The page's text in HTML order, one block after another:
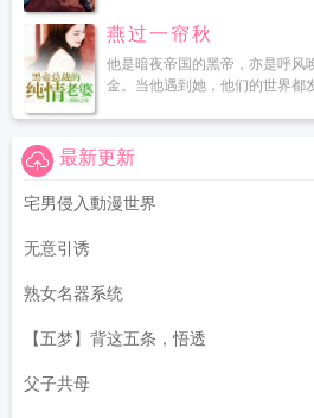
燕过一帘秋
他是暗夜帝国的黑帝，亦是呼风
金。当他遇到她，他们的世界都
最新更新
宅男侵入動漫世界
无意引诱
熟女名器系统
【五梦】背这五条，悟透
父子共母